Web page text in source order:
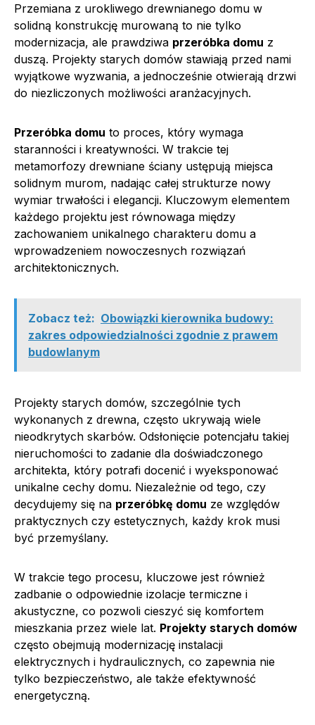
Przemiana z urokliwego drewnianego domu w
solidną konstrukcję murowaną to nie tylko
modernizacja, ale prawdziwa przeróbka domu z
duszą. Projekty starych domów stawiają przed nami
wyjątkowe wyzwania, a jednocześnie otwierają drzwi
do niezliczonych możliwości aranżacyjnych.
Przeróbka domu to proces, który wymaga
staranności i kreatywności. W trakcie tej
metamorfozy drewniane ściany ustępują miejsca
solidnym murom, nadając całej strukturze nowy
wymiar trwałości i elegancji. Kluczowym elementem
każdego projektu jest równowaga między
zachowaniem unikalnego charakteru domu a
wprowadzeniem nowoczesnych rozwiązań
architektonicznych.
Zobacz też: Obowiązki kierownika budowy:
zakres odpowiedzialności zgodnie z prawem
budowlanym
Projekty starych domów, szczególnie tych
wykonanych z drewna, często ukrywają wiele
nieodkrytych skarbów. Odsłonięcie potencjału takiej
nieruchomości to zadanie dla doświadczonego
architekta, który potrafi docenić i wyeksponować
unikalne cechy domu. Niezależnie od tego, czy
decydujemy się na przeróbkę domu ze względów
praktycznych czy estetycznych, każdy krok musi
być przemyślany.
W trakcie tego procesu, kluczowe jest również
zadbanie o odpowiednie izolacje termiczne i
akustyczne, co pozwoli cieszyć się komfortem
mieszkania przez wiele lat. Projekty starych domów
często obejmują modernizację instalacji
elektrycznych i hydraulicznych, co zapewnia nie
tylko bezpieczeństwo, ale także efektywność
energetyczną.